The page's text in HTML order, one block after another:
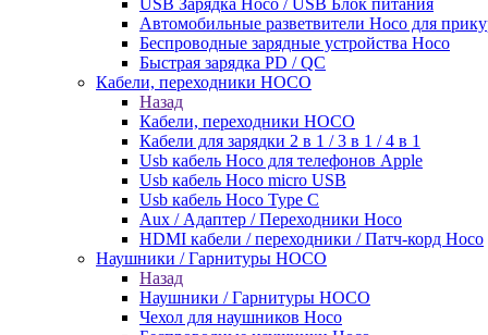
USB Зарядка Hoco / USB Блок питания
Автомобильные разветвители Hoco для
Беспроводные зарядные устройства Hoco
Быстрая зарядка PD / QC
Кабели, переходники HOCO
Назад
Кабели, переходники HOCO
Кабели для зарядки 2 в 1 / 3 в 1 / 4 в 1
Usb кабель Hoco для телефонов Apple
Usb кабель Hoco micro USB
Usb кабель Hoco Type C
Aux / Адаптер / Переходники Hoco
HDMI кабели / переходники / Патч-корд Hoco
Наушники / Гарнитуры HOCO
Назад
Наушники / Гарнитуры HOCO
Чехол для наушников Hoco